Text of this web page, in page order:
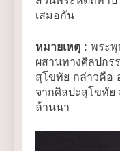
เสมอกัน
หมายเหตุ : พระ
ผสานทางศิลปกร
สุโขทัย กล่าวคือ
จากศิลปะสุโขทัย
ล้านนา